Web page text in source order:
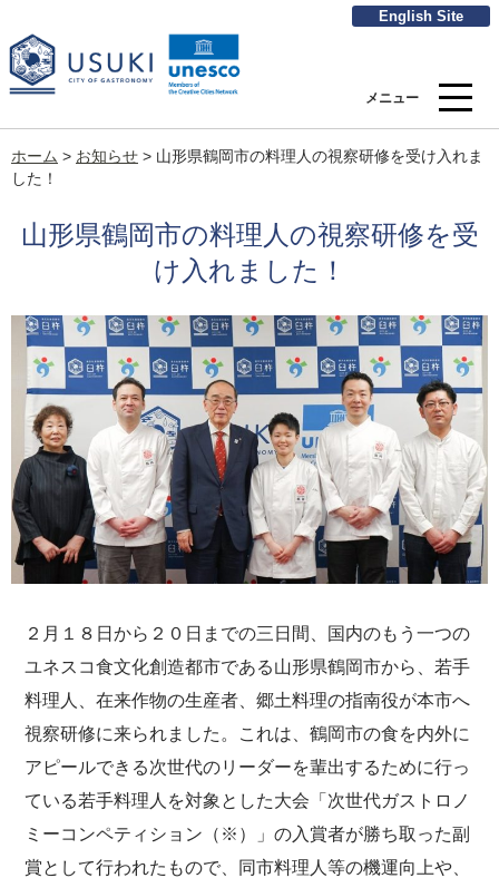
English Site
メニュー
ホーム > お知らせ > 山形県鶴岡市の料理人の視察研修を受け入れま
した！
山形県鶴岡市の料理人の視察研修を受
け入れました！
２月１８日から２０日までの三日間、国内のもう一つの
ユネスコ食文化創造都市である山形県鶴岡市から、若手
料理人、在来作物の生産者、郷土料理の指南役が本市へ
視察研修に来られました。これは、鶴岡市の食を内外に
アピールできる次世代のリーダーを輩出するために行っ
ている若手料理人を対象とした大会「次世代ガストロノ
ミーコンペティション（※）」の入賞者が勝ち取った副
賞として行われたもので、同市料理人等の機運向上や、